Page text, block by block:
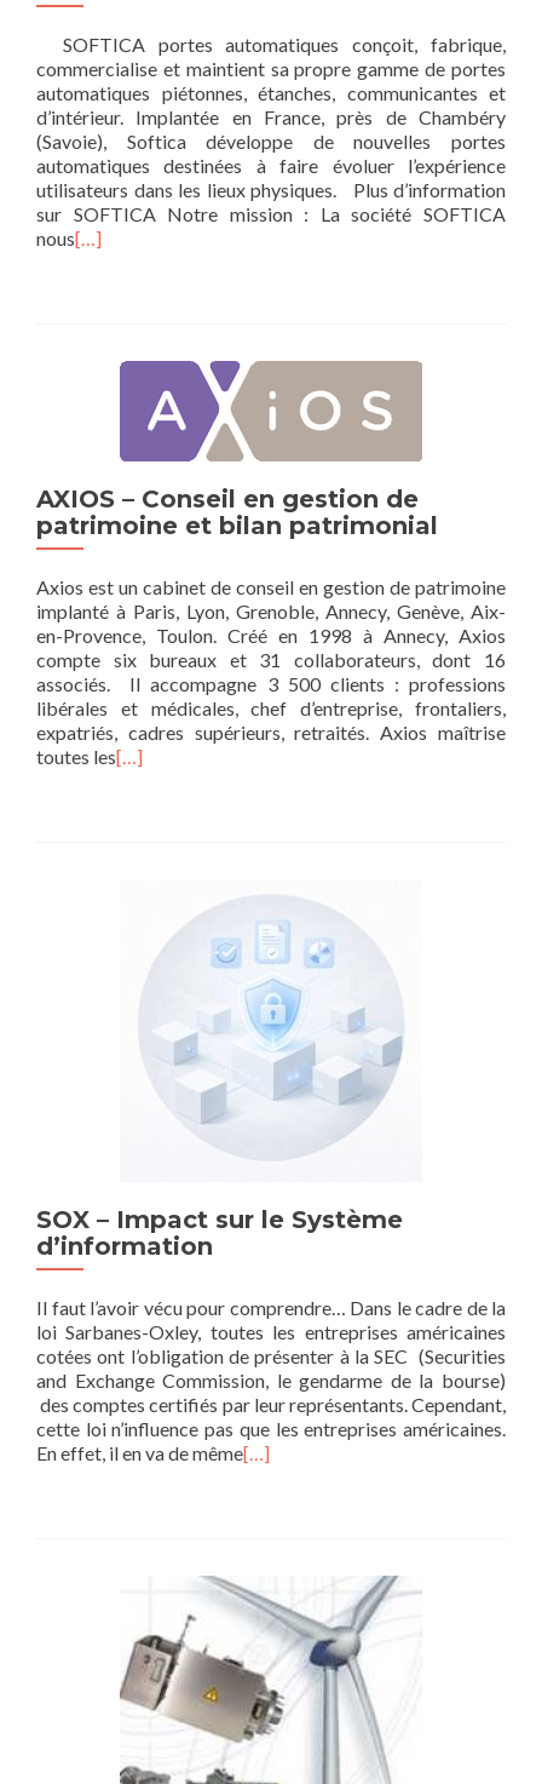
SOFTICA portes automatiques conçoit, fabrique,
commercialise et maintient sa propre gamme de portes
automatiques piétonnes, étanches, communicantes et
d’intérieur. Implantée en France, près de Chambéry
(Savoie), Softica développe de nouvelles portes
automatiques destinées à faire évoluer l’expérience
utilisateurs dans les lieux physiques. Plus d’information
sur SOFTICA Notre mission : La société SOFTICA
nous[…]
AXIOS – Conseil en gestion de
patrimoine et bilan patrimonial
Axios est un cabinet de conseil en gestion de patrimoine
implanté à Paris, Lyon, Grenoble, Annecy, Genève, Aix-
en-Provence, Toulon. Créé en 1998 à Annecy, Axios
compte six bureaux et 31 collaborateurs, dont 16
associés. Il accompagne 3 500 clients : professions
libérales et médicales, chef d’entreprise, frontaliers,
expatriés, cadres supérieurs, retraités. Axios maîtrise
toutes les[…]
SOX – Impact sur le Système
d’information
Il faut l’avoir vécu pour comprendre… Dans le cadre de la
loi Sarbanes-Oxley, toutes les entreprises américaines
cotées ont l’obligation de présenter à la SEC (Securities
and Exchange Commission, le gendarme de la bourse)
des comptes certifiés par leur représentants. Cependant,
cette loi n’influence pas que les entreprises américaines.
En effet, il en va de même[…]